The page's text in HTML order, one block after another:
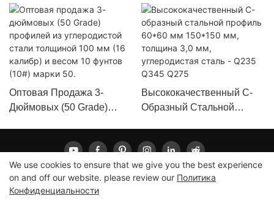
Оптовая Продажа 3-
Дюймовых (50 Grade)
Толщиной 100 Мм (16
Калибр) И Весом 10
Фунтов (10#) Марки 50.
Высококачественный С-
Образный Стальной
Мм, Углеродистая Сталь -
Q235 Q345 Q275
Copyright © 2026 LONGXING |
We use cookies to ensure that we give you the best experience
on and off our website. please review our Политика
Конфиденциальности